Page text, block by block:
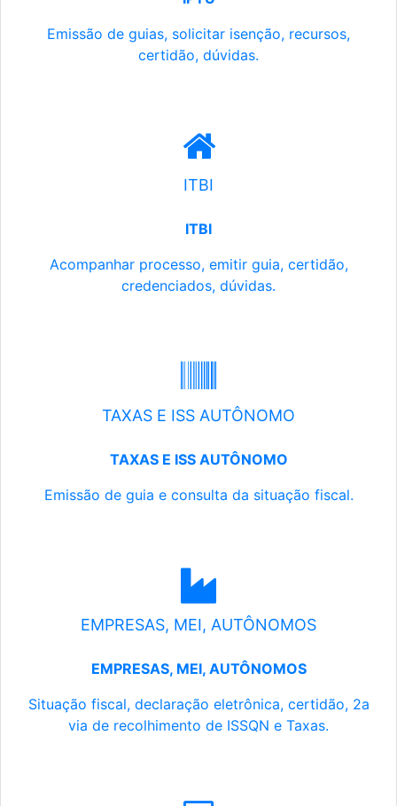
Emissão de guias, solicitar isenção, recursos,
certidão, dúvidas.
ITBI
ITBI
Acompanhar processo, emitir guia, certidão,
credenciados, dúvidas.
TAXAS E ISS AUTÔNOMO
TAXAS E ISS AUTÔNOMO
Emissão de guia e consulta da situação fiscal.
EMPRESAS, MEI, AUTÔNOMOS
EMPRESAS, MEI, AUTÔNOMOS
Situação fiscal, declaração eletrônica, certidão, 2a
via de recolhimento de ISSQN e Taxas.